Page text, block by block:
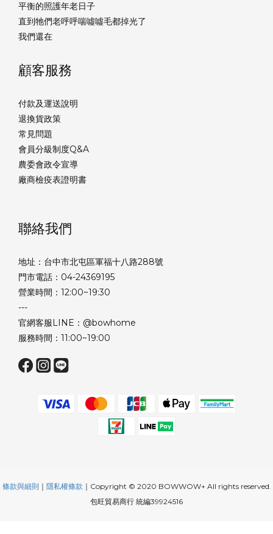
平衡的照護年老日子
直到牠們老呼呼喘噓噓毛都掉光了
我們還在
顧客服務
付款及運送說明
退換貨政策
常見問題
會員分級制度Q&A
農委會政令宣導
廠商檢疫表證明書
聯絡我們
地址：台中市北屯區軍福十八路288號
門市電話：04-24369195
營業時間：12:00~19:30
---
官網客服LINE：@bowhome
服務時間：11:00~19:00
條款與細則 ｜ 隱私權條款 ｜Copyright © 2020 BOWWOW+ All rights reserved.
包旺貿易商行 統編39924516